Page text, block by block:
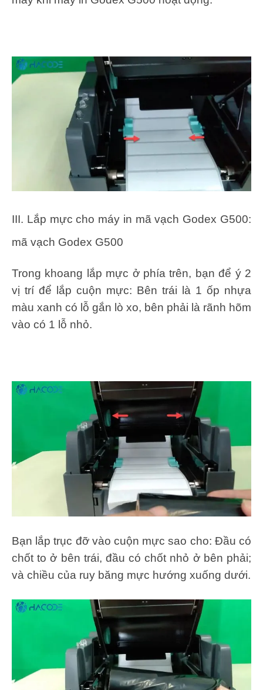
III. Lắp mực cho máy in mã vạch Godex G500:
mã vạch Godex G500
Trong khoang lắp mực ở phía trên, bạn để ý 2
vị trí để lắp cuộn mực: Bên trái là 1 ốp nhựa
màu xanh có lỗ gắn lò xo, bên phải là rãnh hõm
vào có 1 lỗ nhỏ.
Bạn lắp trục đỡ vào cuộn mực sao cho: Đầu có
chốt to ở bên trái, đầu có chốt nhỏ ở bên phải;
và chiều của ruy băng mực hướng xuống dưới.